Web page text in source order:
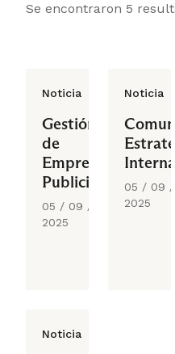
Se encontraron 5
Noticia
Gestión
de
Emprendimientos
Publicitarios
05 / 09 /
2025
Noticia
Interna
05 / 09 /
2025
Noticia